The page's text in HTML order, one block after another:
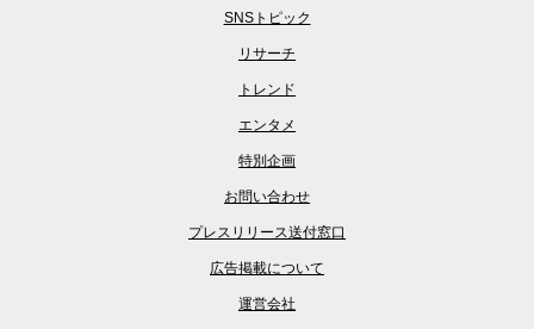
SNSトピック
リサーチ
トレンド
エンタメ
特別企画
お問い合わせ
プレスリリース送付窓口
広告掲載について
運営会社